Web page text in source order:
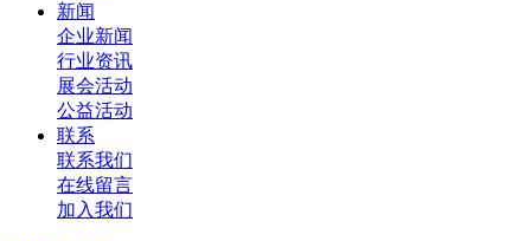
新闻
企业新闻
行业资讯
展会活动
公益活动
联系
联系我们
在线留言
加入我们